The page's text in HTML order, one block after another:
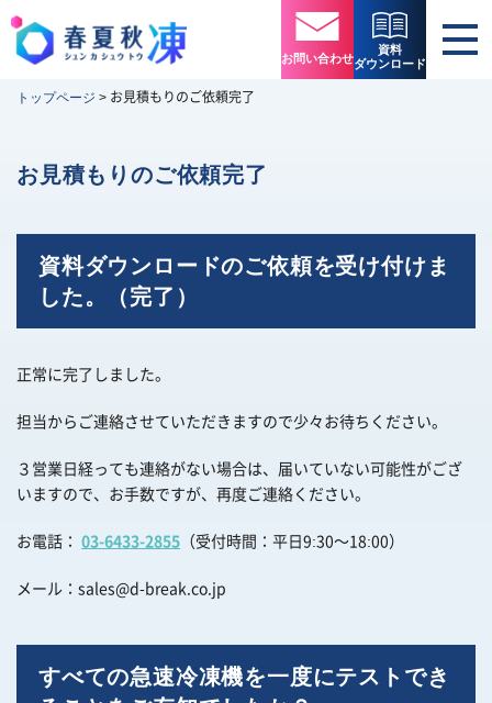
お問い合わせ
資料
ダウンロード
トップページ > お見積もりのご依頼完了
お見積もりのご依頼完了
資料ダウンロードのご依頼を受け付けま
した。（完了）
正常に完了しました。
担当からご連絡させていただきますので少々お待ちください。
３営業日経っても連絡がない場合は、届いていない可能性がござ
いますので、お手数ですが、再度ご連絡ください。
お電話： 03-6433-2855 （受付時間：平日9:30～18:00）
メール： sales@d-break.co.jp
すべての急速冷凍機を一度にテストでき